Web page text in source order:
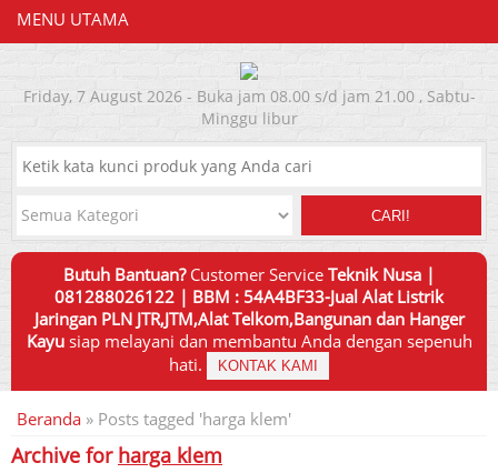
MENU UTAMA
Friday, 7 August 2026 - Buka jam 08.00 s/d jam 21.00 , Sabtu-
Minggu libur
CARI!
Butuh Bantuan?Customer Service Teknik Nusa |
081288026122 | BBM : 54A4BF33-Jual Alat Listrik
Jaringan PLN JTR,JTM,Alat Telkom,Bangunan dan Hanger
Kayusiap melayani dan membantu Anda dengan sepenuh
hati.
KONTAK KAMI
Beranda » Posts tagged 'harga klem'
Archive for harga klem